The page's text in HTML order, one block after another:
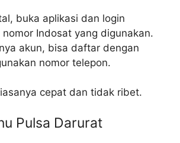
buka aplikasi dan login
nomor Indosat yang digunakan.
akun, bisa daftar dengan
nomor telepon.
cepat dan tidak ribet.
Pulsa Darurat